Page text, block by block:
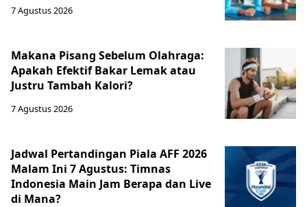
7 Agustus 2026
Makana Pisang Sebelum Olahraga:
Apakah Efektif Bakar Lemak atau
Justru Tambah Kalori?
7 Agustus 2026
Jadwal Pertandingan Piala AFF 2026
Malam Ini 7 Agustus: Timnas
Indonesia Main Jam Berapa dan Live
di Mana?